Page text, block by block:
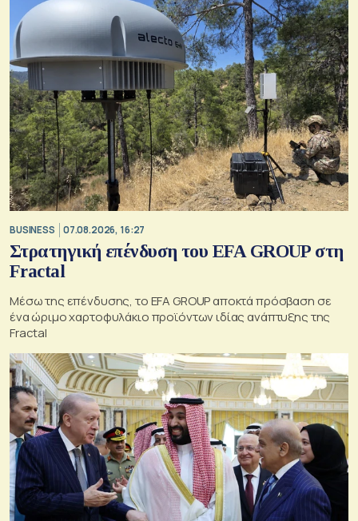
BUSINESS 07.08.2026, 16:27
Στρατηγική επένδυση του EFA GROUP στη
Fractal
Μέσω της επένδυσης, το EFA GROUP αποκτά πρόσβαση σε
ένα ώριμο χαρτοφυλάκιο προϊόντων ιδίας ανάπτυξης της
Fractal